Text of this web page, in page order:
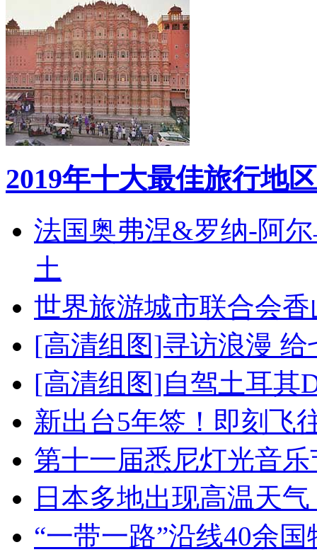
2019年十大最佳旅行地区
法国奥弗涅&罗纳-阿
土
世界旅游城市联合会
[高清组图]寻访浪漫
[高清组图]自驾土耳其
新出台5年签！即刻飞
第十一届悉尼灯光音
日本多地出现高温天
“一带一路”沿线40余